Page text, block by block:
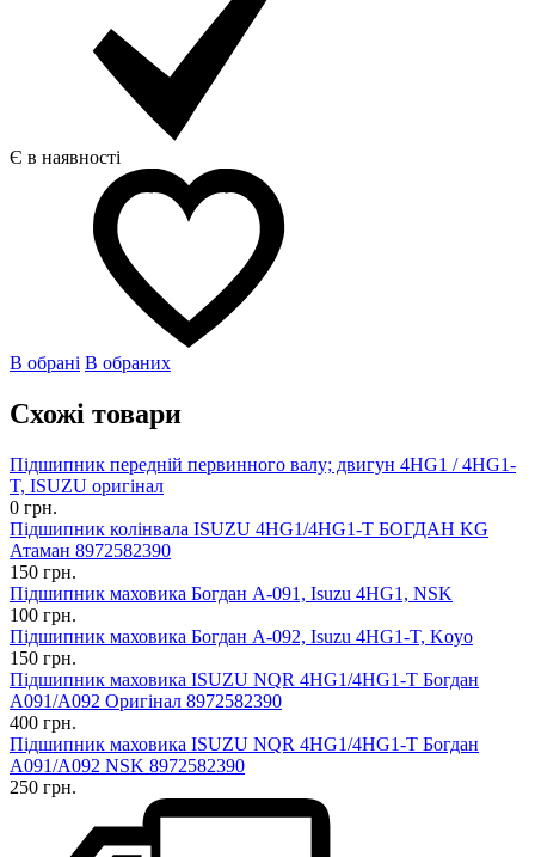
Є в наявності
В обрані В обраних
Схожі товари
Підшипник передній первинного валу; двигун 4HG1 / 4HG1-
T, ISUZU оригінал
0 грн.
Підшипник колінвала ISUZU 4HG1/4HG1-T БОГДАН KG
Атаман 8972582390
150 грн.
Підшипник маховика Богдан А-091, Isuzu 4HG1, NSK
100 грн.
Підшипник маховика Богдан А-092, Isuzu 4HG1-T, Koyo
150 грн.
Підшипник маховика ISUZU NQR 4HG1/4HG1-Т Богдан
А091/А092 Оригінал 8972582390
400 грн.
Підшипник маховика ISUZU NQR 4HG1/4HG1-Т Богдан
А091/А092 NSK 8972582390
250 грн.